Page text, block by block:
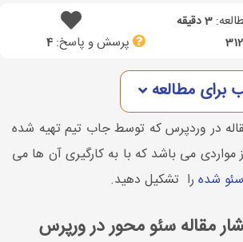
3 دقیقه
پرسش و پاسخ:4
مطالعه
در وردپرس که توسط جاب تیم تهیه شده
می باشد که با به کارگیری آن ها می
سئو شده را تشکیل دهید.
مقاله سئو محور در ورپرس